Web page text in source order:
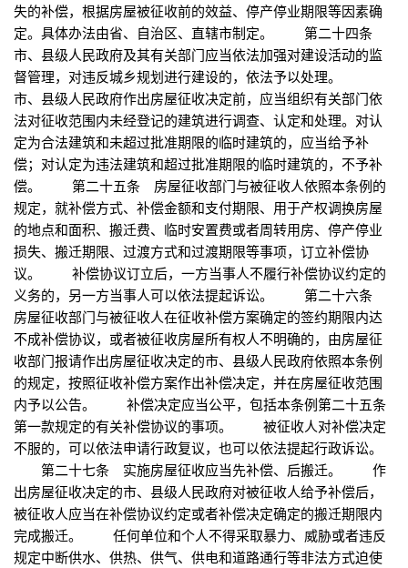
失的补偿，根据房屋被征收前的效益、停产停业期限等因素确
定。具体办法由省、自治区、直辖市制定。 第二十四条
市、县级人民政府及其有关部门应当依法加强对建设活动的监
督管理，对违反城乡规划进行建设的，依法予以处理。
市、县级人民政府作出房屋征收决定前，应当组织有关部门依
法对征收范围内未经登记的建筑进行调查、认定和处理。对认
定为合法建筑和未超过批准期限的临时建筑的，应当给予补
偿；对认定为违法建筑和超过批准期限的临时建筑的，不予补
偿。 第二十五条 房屋征收部门与被征收人依照本条例的
规定，就补偿方式、补偿金额和支付期限、用于产权调换房屋
的地点和面积、搬迁费、临时安置费或者周转用房、停产停业
损失、搬迁期限、过渡方式和过渡期限等事项，订立补偿协
议。 补偿协议订立后，一方当事人不履行补偿协议约定的
义务的，另一方当事人可以依法提起诉讼。 第二十六条
房屋征收部门与被征收人在征收补偿方案确定的签约期限内达
不成补偿协议，或者被征收房屋所有权人不明确的，由房屋征
收部门报请作出房屋征收决定的市、县级人民政府依照本条例
的规定，按照征收补偿方案作出补偿决定，并在房屋征收范围
内予以公告。 补偿决定应当公平，包括本条例第二十五条
第一款规定的有关补偿协议的事项。 被征收人对补偿决定
不服的，可以依法申请行政复议，也可以依法提起行政诉讼。
第二十七条 实施房屋征收应当先补偿、后搬迁。 作
出房屋征收决定的市、县级人民政府对被征收人给予补偿后，
被征收人应当在补偿协议约定或者补偿决定确定的搬迁期限内
完成搬迁。 任何单位和个人不得采取暴力、威胁或者违反
规定中断供水、供热、供气、供电和道路通行等非法方式迫使